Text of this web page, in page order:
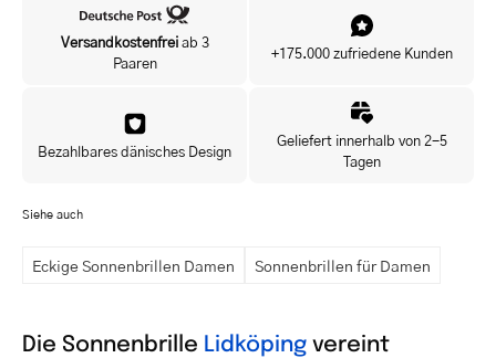
Versandkostenfreiab 3
Paaren
+175.000 zufriedene Kunden
Bezahlbares dänisches Design
Geliefert innerhalb von 2-5
Tagen
Siehe auch
Eckige Sonnenbrillen Damen Sonnenbrillen für Damen
Die Sonnenbrille Lidköpingvereint